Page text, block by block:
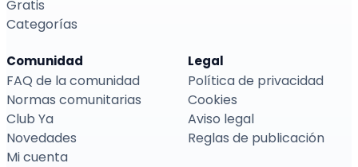
Gratis
Categorías
Comunidad
FAQ de la comunidad
Normas comunitarias
Club Ya
Novedades
Mi cuenta
Legal
Política de privacidad
Cookies
Aviso legal
Reglas de publicación